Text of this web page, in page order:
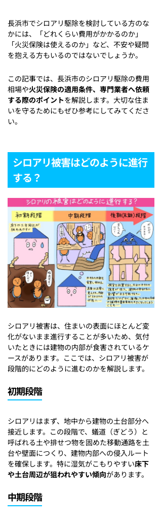
長浜市でシロアリ駆除を検討している方のな
かには、「どれくらい費用がかかるのか」
「火災保険は使えるのか」など、不安や疑問
を抱える方もいるのではないでしょうか。
この記事では、長浜市のシロアリ駆除の費用
相場や火災保険の適用条件、専門業者へ依頼
する際のポイントを解説します。大切な住ま
いを守るためにもぜひ参考にしてみてくださ
い。
シロアリ被害はどのように進行
する？
シロアリ被害は、住まいの表面にほとんど変
化がないまま進行することが多いため、気付
いたときには建物の内部が食害されているケ
ースがあります。ここでは、シロアリ被害が
段階的にどのように進むのかを解説します。
初期段階
シロアリはまず、地中から建物の土台部分へ
接近します。この段階で、蟻道（ぎどう）と
呼ばれる土や排せつ物を固めた移動通路を土
台や壁面につくり、建物内部への侵入ルート
を確保します。特に湿気がこもりやすい床下
や土台周辺が狙われやすい傾向があります。
中期段階